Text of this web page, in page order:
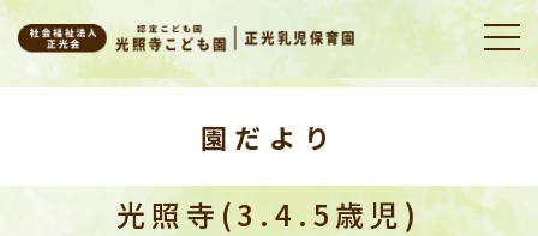
園だより
光照寺(3.4.5歳児)